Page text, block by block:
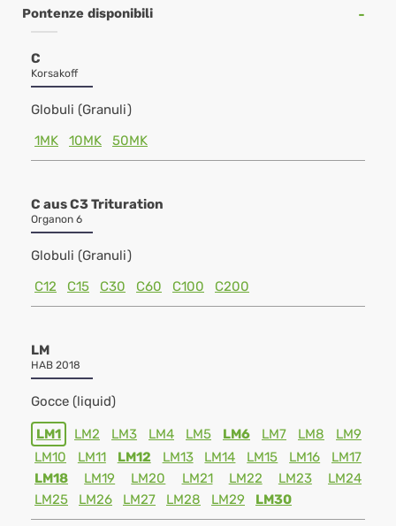
Pontenze disponibili
C
Korsakoff
Globuli (Granuli)
1MK
10MK 50MK
C aus C3 Trituration
Organon 6
Globuli (Granuli)
C12
C15 C30 C60 C100 C200
LM
HAB 2018
Gocce (liquid)
LM1 LM2 LM3 LM4 LM5 LM6 LM7 LM8
LM9
LM10
LM11 LM12 LM13 LM14 LM15 LM16
LM17
LM18
LM19 LM20 LM21 LM22 LM23
LM24
LM25
LM26 LM27 LM28 LM29 LM30